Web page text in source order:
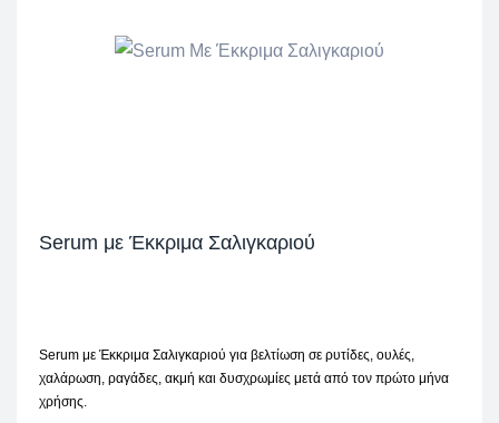
Serum με Έκκριμα Σαλιγκαριού
Serum με Έκκριμα Σαλιγκαριού για βελτίωση σε ρυτίδες, ουλές,
χαλάρωση, ραγάδες, ακμή και δυσχρωμίες μετά από τον πρώτο μήνα
χρήσης.